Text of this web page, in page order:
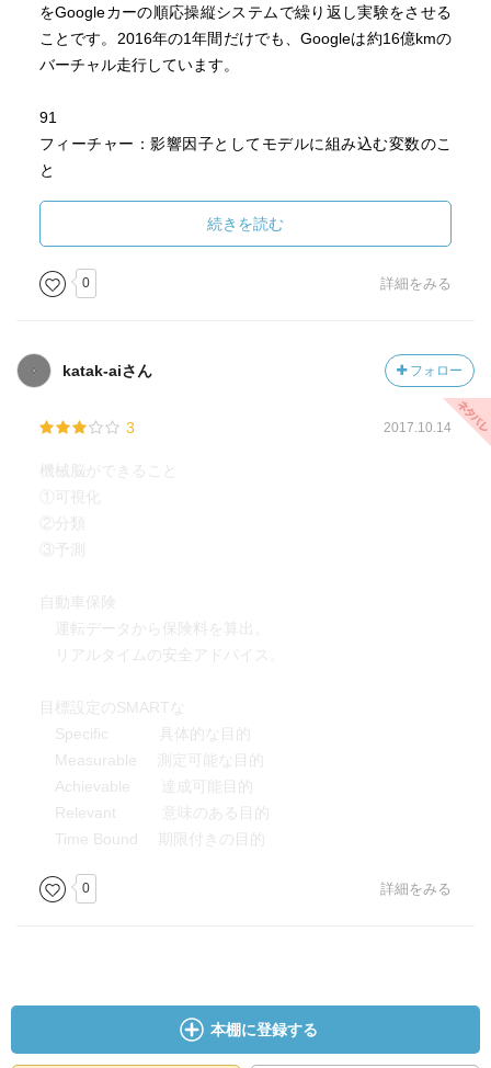
素から成る（＝影響因子が多数）評価である「脚本スコ
ア」を入力として（脚本そのものではない）、興行収入の
予測を出力する。実際の興行収入データを用いて学習させ
ッドで実用化されており、不可欠な存在となっている。
・アマゾンの購入予測とレコメンド：ビジネスモデルを考
慮してデータサイエンスの精度を上げる好事例。まったく
関係ないアイテムを紛れ込ませて、クリックすれば興味あ
りと判断する。クリックミスや会社備品の購入などのノイ
トからテキストマイニングで商品タグを作り、そのタグを
打てるようになった。
・クライメート・コーポレーション（気象予測に基づく自
動天候保険）：アルゴリズムもデータも気象予測としては
一般的なもの。自動損害算出による証拠提出の不要化とい
うビジネスモデルが新しい。世界中の個々の農家の地点の
気象予測が必要であるため、膨大な計算量が必要となる。
Hadoopによる分散処理を利用した。
・自動車保険の“Pay How You Drive”：データサイズは小さ
向上が求められる。
及ぼさないことが研究結果から明らかになっている。
・データサイエンスはチームで取り組むものであり、
データGM：
・プロジェクト全体を取りしきる
・ビジネスとデータサイエンスのコミュニケハブ
・統計学や機械学習についての考え方、
ツール適用における理論的側面をリード
データエンジニア：
・プログラミング作業や実装
どれかだけ知っているでは上手くいかないため、
どれかに強く他はそれなりに理解しているといった
そのためにも、自分がどの役割を目指すか、
をGoogleカーの順応操縦システムで繰り返し実験をさせる
ことです。2016年の1年間だけでも、Googleは約16億kmの
バーチャル走行しています。
91
フィーチャー：影響因子としてモデルに組み込む変数のこ
と
モデル選定の定石
152
158
続きを読む
0 詳細をみる
katak-aiさん フォロー
3 2017.10.14
機械脳ができること
①可視化
②分類
③予測
自動車保険
運転データから保険料を算出。
リアルタイムの安全アドバイス。
目標設定のSMARTな
Specific 具体的な目的
Measurable 測定可能な目的
Achievable 達成可能目的
Relevant 意味のある目的
Time Bound 期限付きの目的
0 詳細をみる
本棚に登録する